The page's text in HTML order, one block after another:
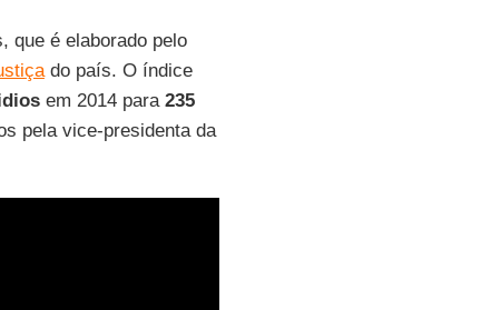
que é elaborado pelo
do país. O índice
em 2014 para 235
pela vice-presidenta da